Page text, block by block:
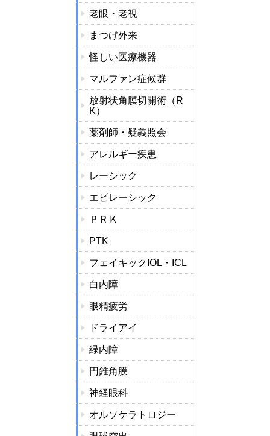
老眼・老視
まつげ外来
怪しい医療機器
マルファン症候群
放射状角膜切開術（R
K）
薬剤師・疑義照会
アレルギー疾患
レーシック
エピレーシック
ＰＲＫ
PTK
フェイキックIOL・ICL
白内障
眼精疲労
ドライアイ
緑内障
円錐角膜
神経眼科
オルソケラトロジー